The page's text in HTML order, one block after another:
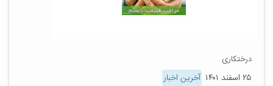
درختکاری
۲۵ اسفند ۱۴۰۱ آخرین اخبار